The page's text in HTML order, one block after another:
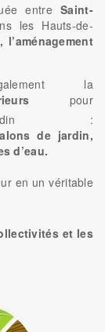
entreSaint-
les Hauts-de-
l’aménagement
la
pour
:
de jardin,
d’eau.
en un véritable
et les